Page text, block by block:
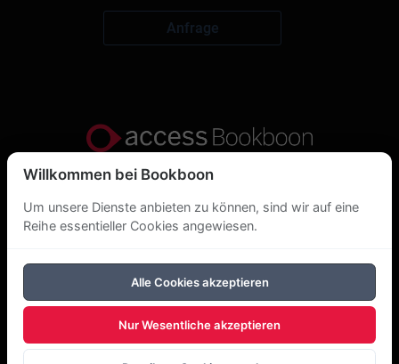
Anfrage
Datenschutzerklärung
Über uns
Cookie-Richtlinie
Copyright Bookboon 2026
Willkommen bei Bookboon
Um unsere Dienste anbieten zu können, sind wir auf eine
Reihe essentieller Cookies angewiesen.
Alle Cookies akzeptieren
Nur Wesentliche akzeptieren